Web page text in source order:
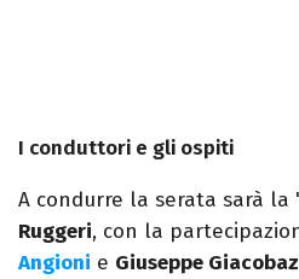
I conduttori e gli ospiti
A condurre la serata sarà la
Ruggeri, con la
Angioni e Giuseppe